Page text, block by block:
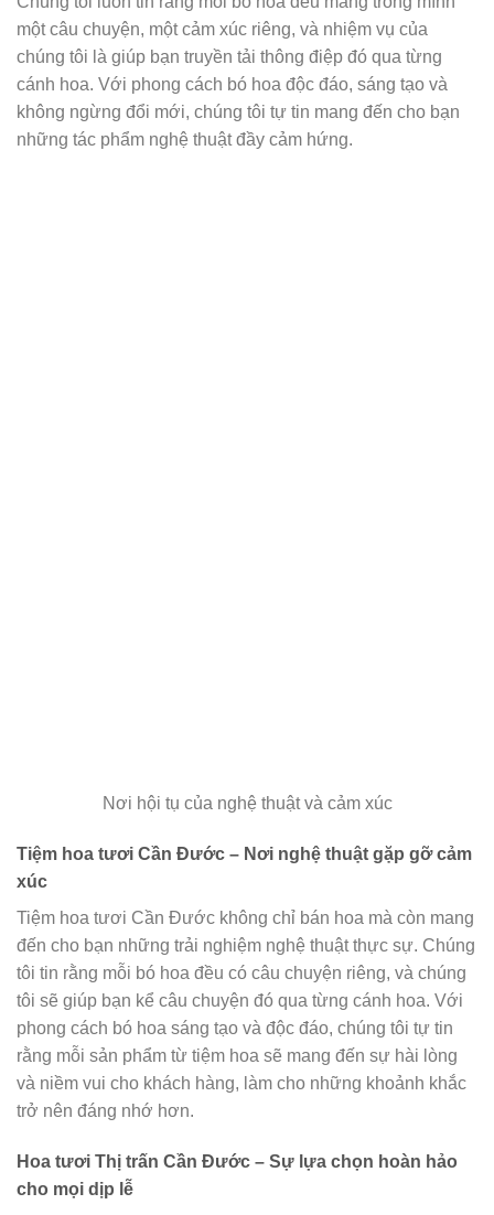
một câu chuyện, một cảm xúc riêng, và nhiệm vụ của
chúng tôi là giúp bạn truyền tải thông điệp đó qua từng
cánh hoa. Với phong cách bó hoa độc đáo, sáng tạo và
không ngừng đổi mới, chúng tôi tự tin mang đến cho bạn
những tác phẩm nghệ thuật đầy cảm hứng.
Nơi hội tụ của nghệ thuật và cảm xúc
Tiệm hoa tươi Cần Đước – Nơi nghệ thuật gặp gỡ cảm
xúc
Tiệm hoa tươi Cần Đước không chỉ bán hoa mà còn mang
đến cho bạn những trải nghiệm nghệ thuật thực sự. Chúng
tôi tin rằng mỗi bó hoa đều có câu chuyện riêng, và chúng
tôi sẽ giúp bạn kể câu chuyện đó qua từng cánh hoa. Với
phong cách bó hoa sáng tạo và độc đáo, chúng tôi tự tin
rằng mỗi sản phẩm từ tiệm hoa sẽ mang đến sự hài lòng
và niềm vui cho khách hàng, làm cho những khoảnh khắc
trở nên đáng nhớ hơn.
Hoa tươi Thị trấn Cần Đước – Sự lựa chọn hoàn hảo
cho mọi dịp lễ